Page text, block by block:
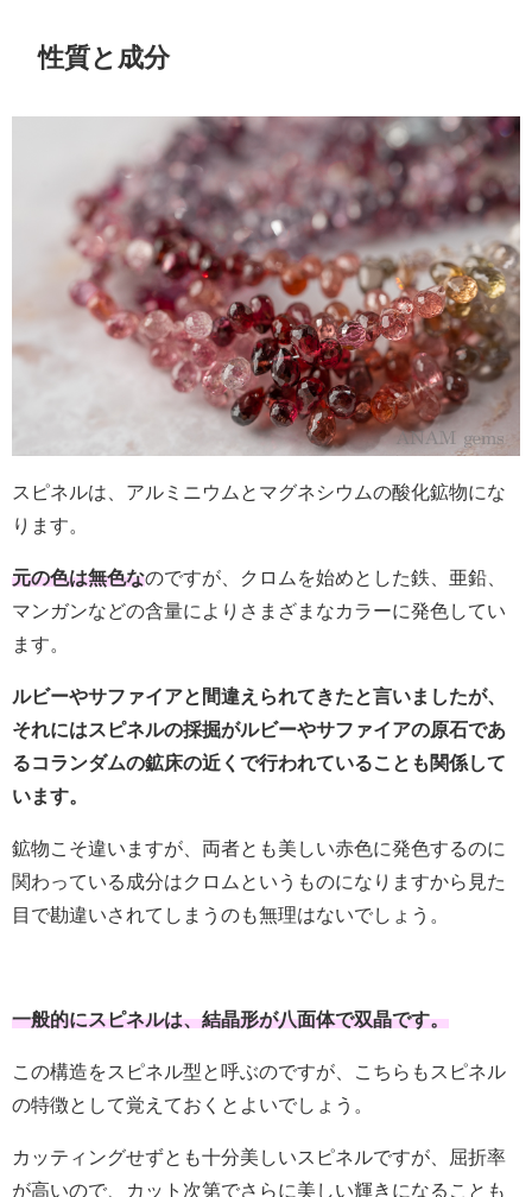
性質と成分
スピネルは、アルミニウムとマグネシウムの酸化鉱物にな
ります。
元の色は無色なのですが、クロムを始めとした鉄、亜鉛、
マンガンなどの含量によりさまざまなカラーに発色してい
ます。
ルビーやサファイアと間違えられてきたと言いましたが、
それにはスピネルの採掘がルビーやサファイアの原石であ
るコランダムの鉱床の近くで行われていることも関係して
います。
鉱物こそ違いますが、両者とも美しい赤色に発色するのに
関わっている成分はクロムというものになりますから見た
目で勘違いされてしまうのも無理はないでしょう。
一般的にスピネルは、結晶形が八面体で双晶です。
この構造をスピネル型と呼ぶのですが、こちらもスピネル
の特徴として覚えておくとよいでしょう。
カッティングせずとも十分美しいスピネルですが、屈折率
が高いので、カット次第でさらに美しい輝きになることも